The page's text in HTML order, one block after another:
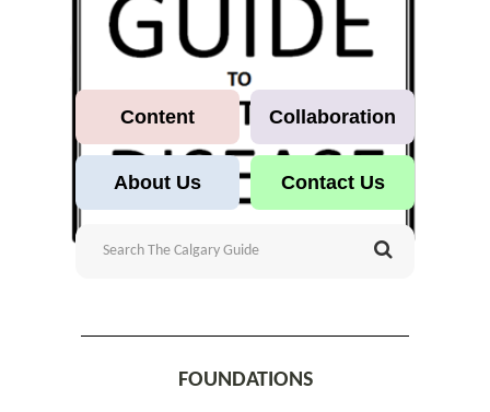
Content Collaboration
About Us Contact Us
FOUNDATIONS